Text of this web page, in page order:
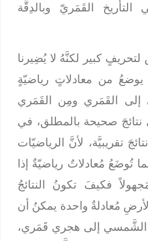
القَمَريّ وبالدِقَّة
كبير لكنَّهُ لا يُضِيرنا
من معادلاتٍ رياضيّةٍ
القَمَري ومِن القَمَري
صحيحة بالمطلق، في
تقريبيَّة، لأنَّ الرياضيّات
تُوضَعُ مُعادلاتٌ رياضيّةٌ إذا
فكيفَ تكونُ النتائجُ
مُعادلةٌ واحدة يمكنُ أن
الشَّمسي إلى هجري قَمَري،